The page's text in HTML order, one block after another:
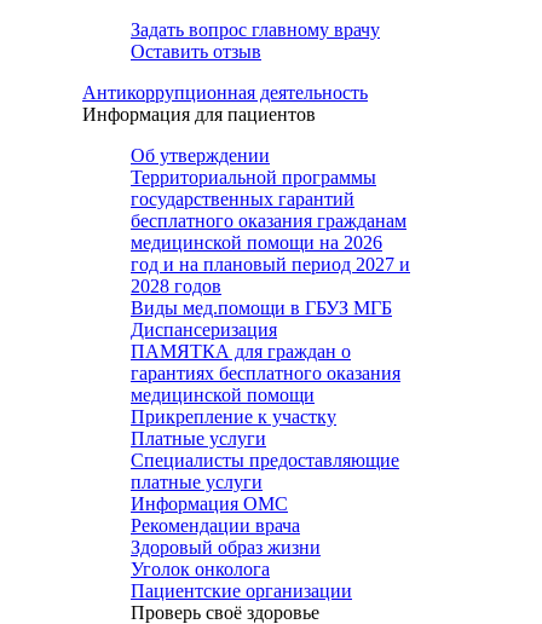
Задать вопрос главному врачу
Оставить отзыв
Антикоррупционная деятельность
Информация для пациентов
Об утверждении
Территориальной программы
государственных гарантий
бесплатного оказания гражданам
медицинской помощи на 2026
год и на плановый период 2027 и
2028 годов
Виды мед.помощи в ГБУЗ МГБ
Диспансеризация
ПАМЯТКА для граждан о
гарантиях бесплатного оказания
медицинской помощи
Прикрепление к участку
Платные услуги
Специалисты предоставляющие
платные услуги
Информация ОМС
Рекомендации врача
Здоровый образ жизни
Уголок онколога
Пациентские организации
Проверь своё здоровье